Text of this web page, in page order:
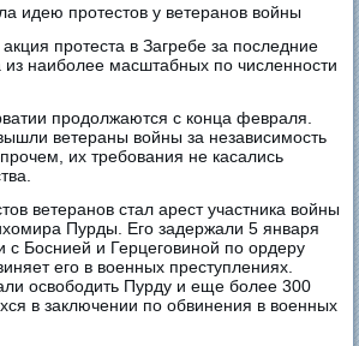
идею протестов у ветеранов войны
протеста в Загребе за последние
наиболее масштабных по численности
продолжаются с конца февраля.
ветераны войны за независимость
их требования не касались
ветеранов стал арест участника войны
Пурды. Его задержали 5 января
с Боснией и Герцеговиной по ордеру
его в военных преступлениях.
освободить Пурду и еще более 300
в заключении по обвинения в военных